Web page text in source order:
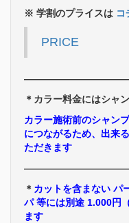
※ 学割のプライスは コ
PRICE
＊カラー料金にはシャ
カラー施術前のシャン
につながるため、出来
ただきます
＊ カットを含まない パ
パ 等には別途 1.000円
ます